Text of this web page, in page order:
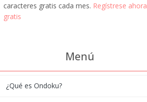
caracteres gratis cada mes. Regístrese ahora
gratis
Menú
¿Qué es Ondoku?